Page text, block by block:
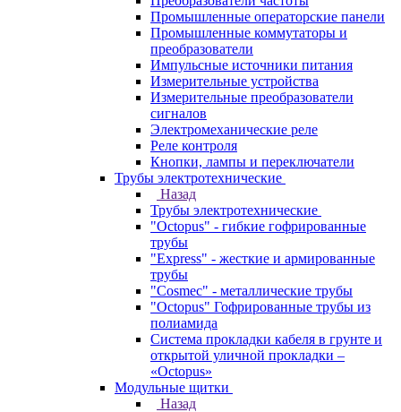
Промышленные операторские панели
Промышленные коммутаторы и
преобразователи
Импульсные источники питания
Измерительные устройства
Измерительные преобразователи
сигналов
Электромеханические реле
Реле контроля
Кнопки, лампы и переключатели
Трубы электротехнические
Назад
Трубы электротехнические
"Octopus" - гибкие гофрированные
трубы
"Express" - жесткие и армированные
трубы
"Cosmec" - металлические трубы
"Octopus" Гофрированные трубы из
полиамида
Система прокладки кабеля в грунте и
открытой уличной прокладки –
«Octopus»
Модульные щитки
Назад